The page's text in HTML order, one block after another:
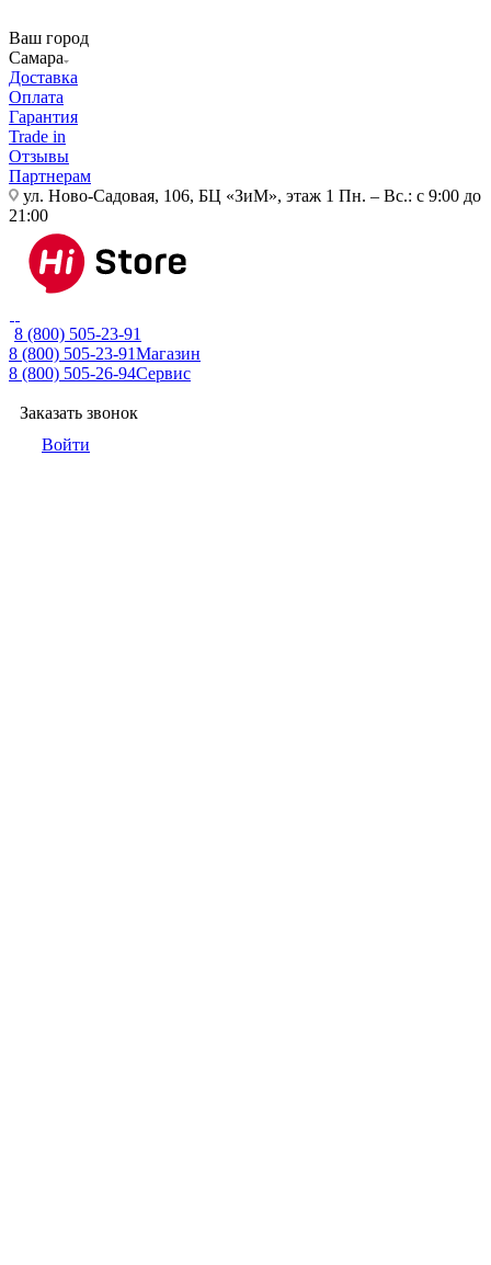
Ваш город
Самара
Доставка
Оплата
Гарантия
Trade in
Отзывы
Партнерам
ул. Ново-Садовая, 106, БЦ «ЗиМ», этаж 1 Пн. – Вс.: с 9:00 до
21:00
8 (800) 505-23-91
8 (800) 505-23-91Магазин
8 (800) 505-26-94Сервис
Заказать звонок
Войти